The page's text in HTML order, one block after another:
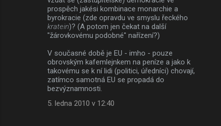
prospěch jakési kombinace monarchie a
byrokracie (zde opravdu ve smyslu řeckého
kratein)? (A potom jen čekat na další
"žárovkovému podobné" nařízení?)
V současné době je EU - imho - pouze
obrovským kafemlejnkem na peníze a jako k
takovému se k ní lidi (politici, úředníci) chovají,
zatímco samotná EU se propadá do
bezvýznamnosti.
5. ledna 2010 v 12:40